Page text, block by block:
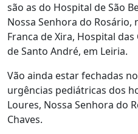
são as do Hospital de São
Nossa Senhora do
Franca de Xira, Hospital
de Santo André, em Leiria.
Vão ainda estar fechadas
urgências pediátricas dos
Loures, Nossa Senhora do
Chaves.